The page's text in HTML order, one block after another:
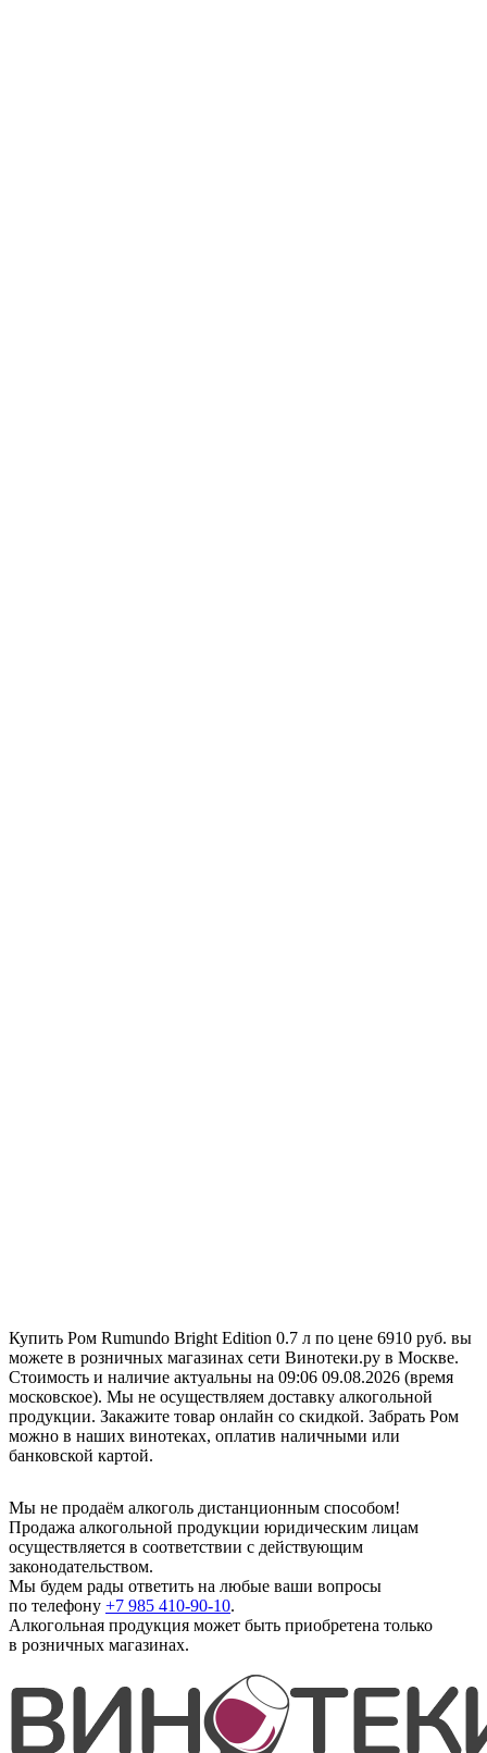
Купить Ром Rumundo Bright Edition 0.7 л по цене 6910 руб. вы
можете в розничных магазинах сети Винотеки.ру в Москве.
Стоимость и наличие актуальны на 09:06 09.08.2026 (время
московское). Мы не осуществляем доставку алкогольной
продукции. Закажите товар онлайн со скидкой. Забрать Ром
можно в наших винотеках, оплатив наличными или
банковской картой.
Мы не продаём алкоголь дистанционным способом!
Продажа алкогольной продукции юридическим лицам
осуществляется в соответствии с действующим
законодательством.
Мы будем рады ответить на любые ваши вопросы
по телефону +7 985 410-90-10.
Алкогольная продукция может быть приобретена только
в розничных магазинах.